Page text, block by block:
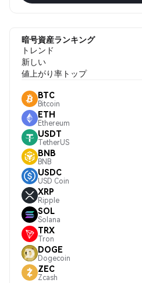
暗号資産ランキング
トレンド
新しい
値上がり率トップ
BTC
Bitcoin
ETH
Ethereum
USDT
TetherUS
BNB
BNB
USDC
USD Coin
XRP
Ripple
SOL
Solana
TRX
Tron
DOGE
Dogecoin
ZEC
Zcash